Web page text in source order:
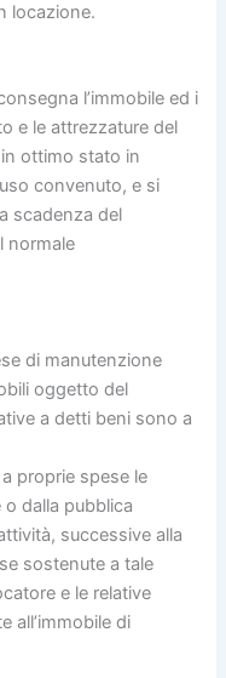
locazione.
l’immobile ed i
e le attrezzature del
ottimo stato in
convenuto, e si
scadenza del
normale
di manutenzione
oggetto del
a detti beni sono a
proprie spese le
dalla pubblica
successive alla
sostenute a tale
e le relative
all’immobile di